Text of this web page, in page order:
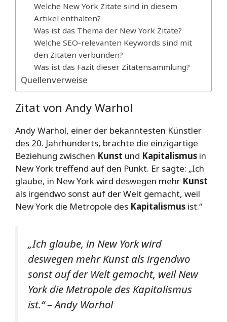
Welche New York Zitate sind in diesem
Artikel enthalten?
Was ist das Thema der New York Zitate?
Welche SEO-relevanten Keywords sind mit
den Zitaten verbunden?
Was ist das Fazit dieser Zitatensammlung?
Quellenverweise
Zitat von Andy Warhol
Andy Warhol, einer der bekanntesten Künstler
des 20. Jahrhunderts, brachte die einzigartige
Beziehung zwischen Kunst und Kapitalismus in
New York treffend auf den Punkt. Er sagte: „Ich
glaube, in New York wird deswegen mehr Kunst
als irgendwo sonst auf der Welt gemacht, weil
New York die Metropole des Kapitalismus ist.“
„Ich glaube, in New York wird
deswegen mehr Kunst als irgendwo
sonst auf der Welt gemacht, weil New
York die Metropole des Kapitalismus
ist.“– Andy Warhol